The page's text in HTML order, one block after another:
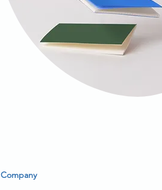
Company